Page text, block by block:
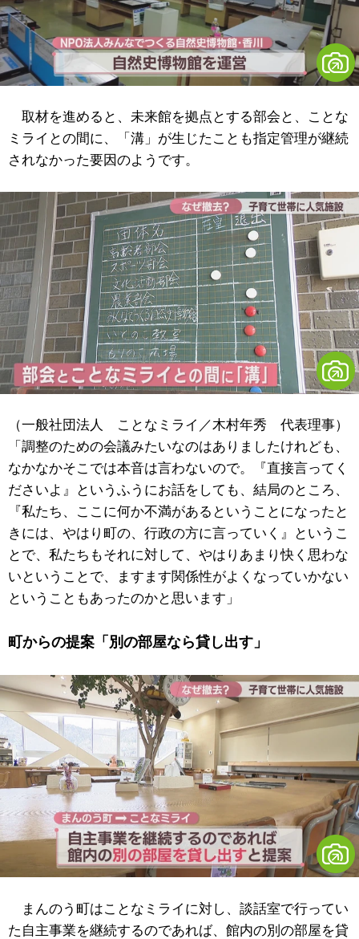
取材を進めると、未来館を拠点とする部会と、ことな
ミライとの間に、「溝」が生じたことも指定管理が継続
されなかった要因のようです。
（一般社団法人 ことなミライ／木村年秀 代表理事）
「調整のための会議みたいなのはありましたけれども、
なかなかそこでは本音は言わないので。『直接言ってく
ださいよ』というふうにお話をしても、結局のところ、
『私たち、ここに何か不満があるということになったと
きには、やはり町の、行政の方に言っていく』というこ
とで、私たちもそれに対して、やはりあまり快く思わな
いということで、ますます関係性がよくなっていかない
ということもあったのかと思います」
町からの提案「別の部屋なら貸し出す」
まんのう町はことなミライに対し、談話室で行ってい
た自主事業を継続するのであれば、館内の別の部屋を貸